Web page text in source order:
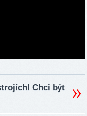
Chci být